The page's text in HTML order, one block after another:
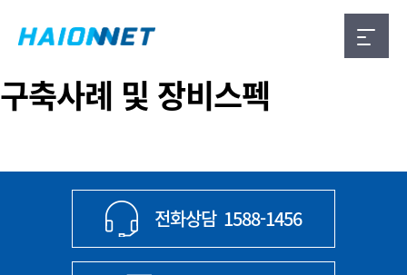
구축사례 및 장비스펙
전화상담 1588-1456